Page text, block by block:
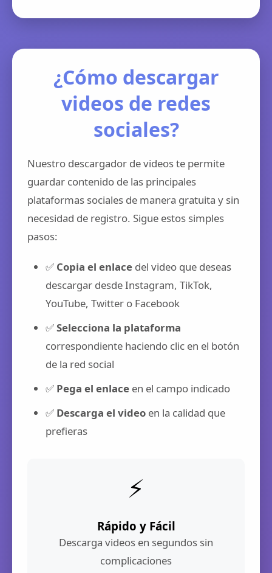
¿Cómo descargar
videos de redes
sociales?
Nuestro descargador de videos te permite
guardar contenido de las principales
plataformas sociales de manera gratuita y sin
necesidad de registro. Sigue estos simples
pasos:
✅ Copia el enlace del video que deseas
descargar desde Instagram, TikTok,
YouTube, Twitter o Facebook
✅Selecciona la plataforma
correspondiente haciendo clic en el botón
de la red social
✅ Pega el enlace en el campo indicado
✅ Descarga el video en la calidad que
prefieras
⚡
Rápido y Fácil
Descarga videos en segundos sin
complicaciones